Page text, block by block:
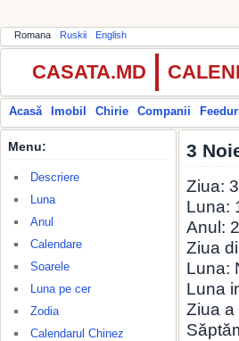
Romana Ruskii English
CASATA.MD
Acasă Imobil Chirie Companii
Menu:
Descriere
Luna
Anul
Calendare
Soarele
Luna pe cer
Zodia
Calendarul Chinez
3
Ziua:
Luna:
Anul:
Ziua
Luna:
Luna
Ziua a